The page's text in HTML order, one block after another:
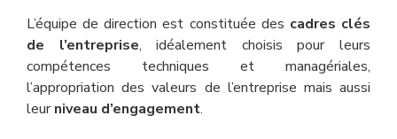
L’équipe de direction est constituée des cadres clés
de l’entreprise, idéalement choisis pour leurs
compétences techniques et managériales,
l’appropriation des valeurs de l’entreprise mais aussi
leurniveau d’engagement.